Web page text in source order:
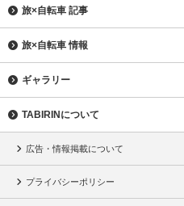
旅×自転車 記事
旅×自転車 情報
ギャラリー
TABIRINについて
広告・情報掲載について
プライバシーポリシー